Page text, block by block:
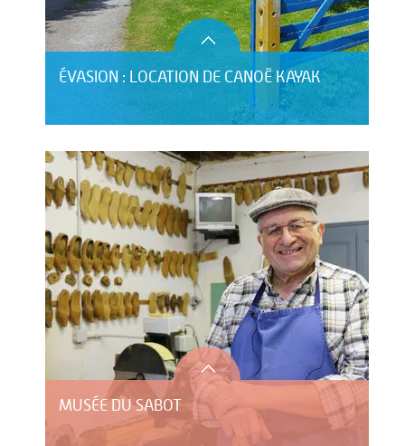
ÉVASION : LOCATION DE CANOË KAYAK
MUSÉE DU SABOT